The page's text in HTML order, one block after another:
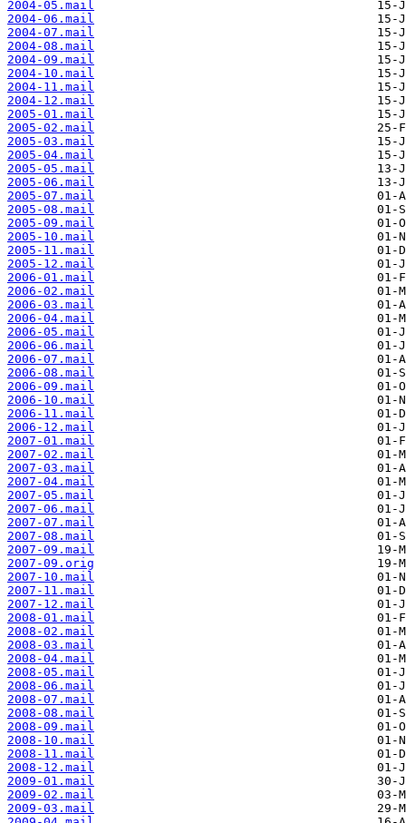
2004-05.mail
2004-06.mail
2004-07.mail
2004-08.mail
2004-09.mail
2004-10.mail
2004-11.mail
2004-12.mail
2005-01.mail
2005-02.mail
2005-03.mail
2005-04.mail
2005-05.mail
2005-06.mail
2005-07.mail
2005-08.mail
2005-09.mail
2005-10.mail
2005-11.mail
2005-12.mail
2006-01.mail
2006-02.mail
2006-03.mail
2006-04.mail
2006-05.mail
2006-06.mail
2006-07.mail
2006-08.mail
2006-09.mail
2006-10.mail
2006-11.mail
2006-12.mail
2007-01.mail
2007-02.mail
2007-03.mail
2007-04.mail
2007-05.mail
2007-06.mail
2007-07.mail
2007-08.mail
2007-09.mail
2007-09.orig
2007-10.mail
2007-11.mail
2007-12.mail
2008-01.mail
2008-02.mail
2008-03.mail
2008-04.mail
2008-05.mail
2008-06.mail
2008-07.mail
2008-08.mail
2008-09.mail
2008-10.mail
2008-11.mail
2008-12.mail
2009-01.mail
2009-02.mail
2009-03.mail